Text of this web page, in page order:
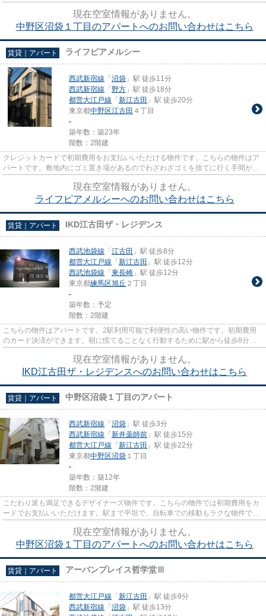
現在空室情報がありません。
中野区沼袋１丁目のアパートへのお問い合わせはこちら
賃貸｜アパート ライフピアメルシー
西武新宿線 「 沼袋 」駅 徒歩11分
西武新宿線 「 野方 」駅 徒歩18分
都営大江戸線 「 新江古田 」駅 徒歩20分
東京都中野区江古田 ４丁目
-
築年数：築23年
階数：2階建
クレジットカードで初期費用をお支払いいただける物件です。こちらの物件はア
パートです。敷地内にゴミ置き場があるのでわざわざゴミを捨てに行く手間が省
現在空室情報がありません。
ライフピアメルシーへのお問い合わせはこちら
賃貸｜アパート IKD江古田ザ・レジデンス
西武池袋線 「 江古田 」駅 徒歩8分
都営大江戸線 「 新江古田 」駅 徒歩12分
西武池袋線 「 東長崎 」駅 徒歩12分
東京都練馬区旭丘 ２丁目
-
築年数：予定
階数：2階建
こちらの物件はアパートです。2駅利用可能で利便性の高い物件です。初期費用
のカード決済ができます。朝に慌てることなく行動するために駅から徒歩8分の
現在空室情報がありません。
IKD江古田ザ・レジデンスへのお問い合わせはこちら
賃貸｜アパート 中野区沼袋１丁目のアパート
西武新宿線 「 沼袋 」駅 徒歩3分
西武新宿線 「 新井薬師前 」駅 徒歩15分
都営大江戸線 「 新江古田 」駅 徒歩22分
東京都中野区沼袋 １丁目
-
築年数：築12年
階数：2階建
こだわり派も満足できるデザイナーズ物件です。こちらの物件では初期費用をカ
ードでお支払いいただけます。駅まで平坦で、自転車での移動もラクな物件で
現在空室情報がありません。
中野区沼袋１丁目のアパートへのお問い合わせはこちら
賃貸｜アパート アーバンプレイス哲学堂Ⅲ
都営大江戸線 「 新江古田 」駅 徒歩9分
西武新宿線 「 沼袋 」駅 徒歩13分